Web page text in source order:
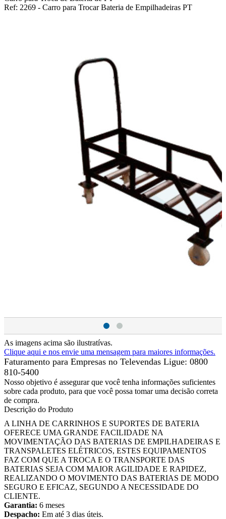
Ref: 2269 - Carro para Trocar Bateria de Empilhadeiras PT
As imagens acima são ilustratívas.
Clique aqui e nos envie uma mensagem para maiores informações.
Faturamento para Empresas no Televendas Ligue: 0800
810-5400
Nosso objetivo é assegurar que você tenha informações suficientes
sobre cada produto, para que você possa tomar uma decisão correta
de compra.
Descrição do Produto
A LINHA DE CARRINHOS E SUPORTES DE BATERIA
OFERECE UMA GRANDE FACILIDADE NA
MOVIMENTAÇÃO DAS BATERIAS DE EMPILHADEIRAS E
TRANSPALETES ELÉTRICOS, ESTES EQUIPAMENTOS
FAZ COM QUE A TROCA E O TRANSPORTE DAS
BATERIAS SEJA COM MAIOR AGILIDADE E RAPIDEZ,
REALIZANDO O MOVIMENTO DAS BATERIAS DE MODO
SEGURO E EFICAZ, SEGUNDO A NECESSIDADE DO
CLIENTE.
Garantia: 6 meses
Despacho: Em até 3 dias úteis.